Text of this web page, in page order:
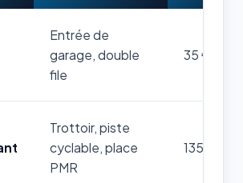
Entrée de
garage, double
file
35 €
Trottoir, piste
cyclable, place
PMR
135 €